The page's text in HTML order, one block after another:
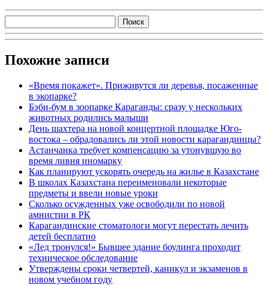
Похожие записи
«Время покажет». Приживутся ли деревья, посаженные
в экопарке?
Бэби-бум в зоопарке Караганды: сразу у нескольких
животных родились малыши
День шахтера на новой концертной площадке Юго-
востока – обрадовались ли этой новости карагандинцы?
Астанчанка требует компенсацию за утонувшую во
время ливня иномарку
Как планируют ускорять очередь на жилье в Казахстане
В школах Казахстана переименовали некоторые
предметы и ввели новые уроки
Сколько осужденных уже освободили по новой
амнистии в РК
Карагандинские стоматологи могут перестать лечить
детей бесплатно
«Лед тронулся!» Бывшее здание боулинга проходит
техническое обследование
Утверждены сроки четвертей, каникул и экзаменов в
новом учебном году